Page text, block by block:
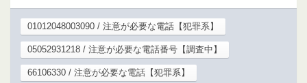
01012048003090 / 注意が必要な電話【犯罪系】
05052931218 / 注意が必要な電話番号【調査中】
66106330 / 注意が必要な電話【犯罪系】